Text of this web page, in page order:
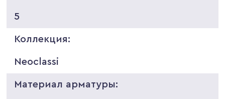
5
Коллекция:
Neoclassi
Материал арматуры: